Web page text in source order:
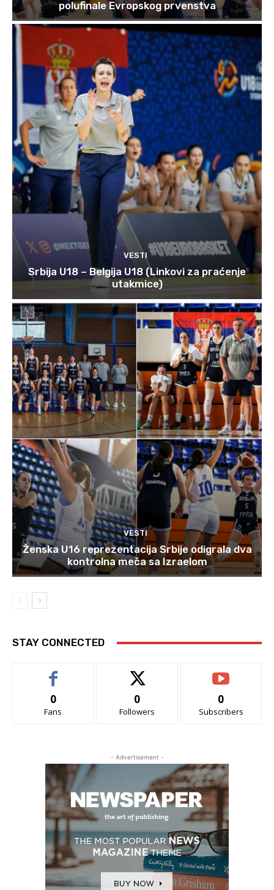
polufinale Evropskog prvenstva
VESTI
Srbija U18 – Belgija U18 (Linkovi za praćenje
utakmice)
VESTI
Ženska U16 reprezentacija Srbije odigrala dva
kontrolna meča sa Izraelom
STAY CONNECTED
0
Fans
0
Followers
0
Subscribers
- Advertisement -